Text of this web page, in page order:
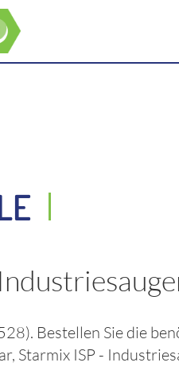
. Bestellen Sie die
Starmix ISP -